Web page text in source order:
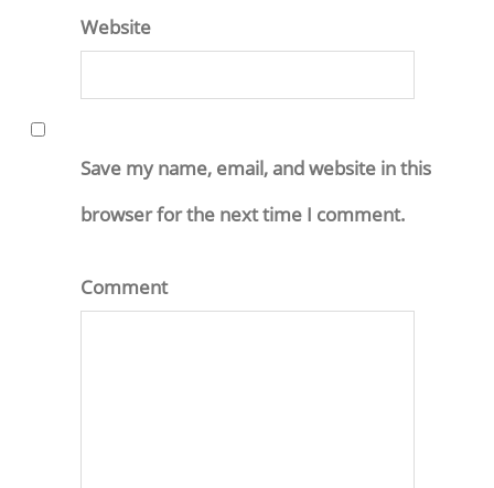
Website
Save my name, email, and website in this
browser for the next time I comment.
Comment